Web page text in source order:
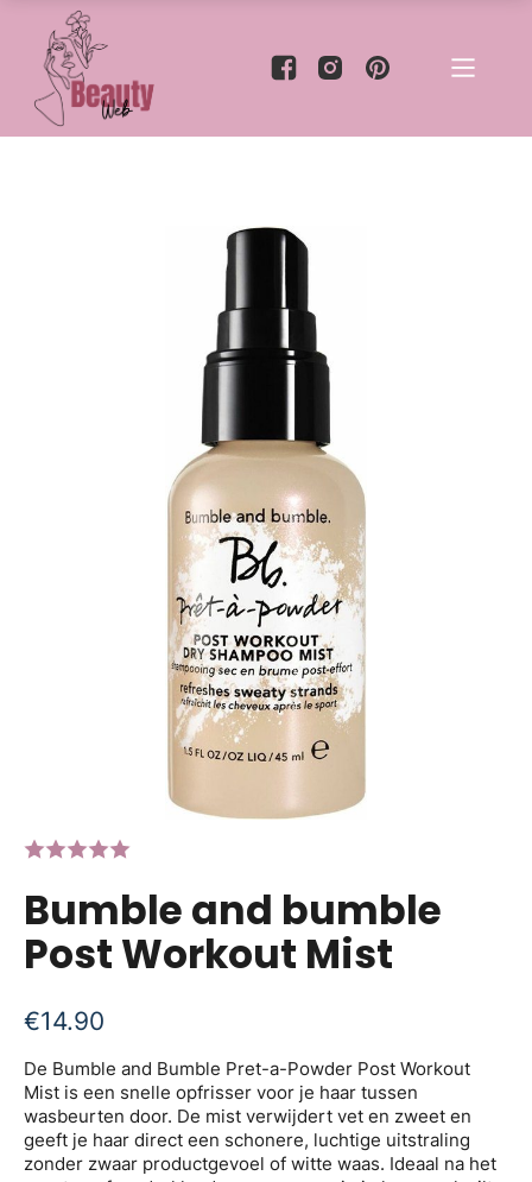
Bumble and bumble
Post Workout Mist
€14.90
De Bumble and Bumble Pret-a-Powder Post Workout
Mist is een snelle opfrisser voor je haar tussen
wasbeurten door. De mist verwijdert vet en zweet en
geeft je haar direct een schonere, luchtige uitstraling
zonder zwaar productgevoel of witte waas. Ideaal na het